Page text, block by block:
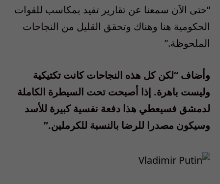
“حتى الآن سمعنا عن تقارير تفيد بمكاسب للقوات
الحكومية هنا وهناك وتحقق القليل من النجاحات
الملحوظة.”
وأضاف “لكن كل هذه النجاحات كانت تكتيكية
وليست باهرة. إذا أصبحت تحت السيطرة الكاملة
لدمشق فسيعطي هذا دفعة نفسية كبيرة للأسد
وسيكون مصدرا للرضا بالنسبة للكرملين.”